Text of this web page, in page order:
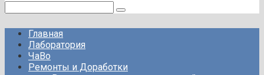
Главная
Лаборатория
ЧаВо
Ремонты и Доработки